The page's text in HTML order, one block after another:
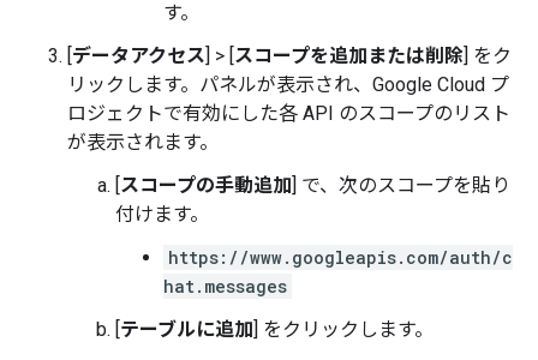
す。
データアクセス > スコープを追加または削除 ] をク
リックします。パネルが表示され、Google Cloud プ
ロジェクトで有効にした各 API のスコープのリスト
が表示されます。
スコープの手動追加 ] で、次のスコープを貼り
付けます。
https://www.googleapis.com/auth/c
hat.messages
テーブルに追加 ] をクリックします。